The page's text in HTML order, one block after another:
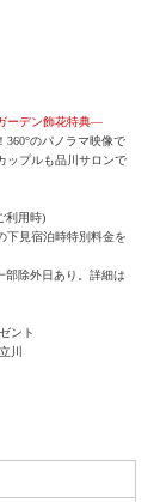
ーデン飾花特典—
のパノラマ映像で
ップルも品川サロンで
利用時)
下見宿泊時特別料金を
除外日あり。詳細は
ント
川